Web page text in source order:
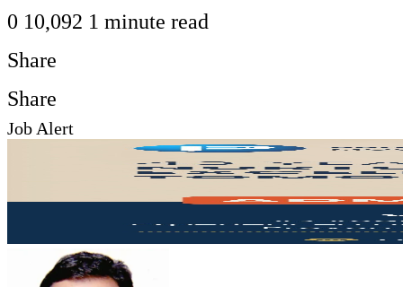
0 10,092 1 minute read
Share
Facebook
Twitter
LinkedIn
Pinterest
WhatsApp
Telegram
Share
via
Print
Share
Facebook
Twitter
LinkedIn
Pinterest
Messenger
Messenger
WhatsApp
Telegram
Share
Print
Job Alert